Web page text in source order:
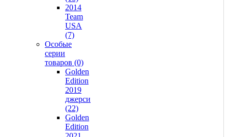
2014
Team
USA
(7)
Особые
серии
товаров (0)
Golden
Edition
2019
джерси
(22)
Golden
Edition